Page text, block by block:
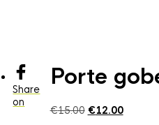
Porte
€15.00 Le
€12.00Le
Share
on